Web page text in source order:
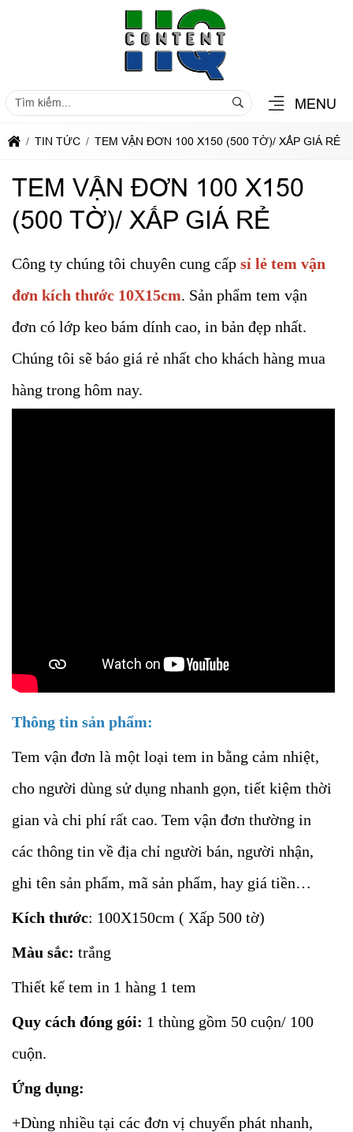
MENU
TIN TỨC TEM VẬN ĐƠN 100 X150 (500 TỜ)/ XẤP GIÁ RẺ
TEM VẬN ĐƠN 100 X150
(500 TỜ)/ XẤP GIÁ RẺ
Công ty chúng tôi chuyên cung cấp sỉ lẻ tem vận
đơn kích thước 10X15cm. Sản phẩm tem vận
đơn có lớp keo bám dính cao, in bản đẹp nhất.
Chúng tôi sẽ báo giá rẻ nhất cho khách hàng mua
hàng trong hôm nay.
Thông tin sản phẩm:
Tem vận đơn là một loại tem in bằng cảm nhiệt,
cho người dùng sử dụng nhanh gọn, tiết kiệm thời
gian và chi phí rất cao. Tem vận đơn thường in
các thông tin về địa chỉ người bán, người nhận,
ghi tên sản phẩm, mã sản phẩm, hay giá tiền…
Kích thước: 100X150cm ( Xấp 500 tờ)
Màu sắc: trắng
Thiết kế tem in 1 hàng 1 tem
Quy cách đóng gói: 1 thùng gồm 50 cuộn/ 100
cuộn.
Ứng dụng:
+Dùng nhiều tại các đơn vị chuyển phát nhanh,